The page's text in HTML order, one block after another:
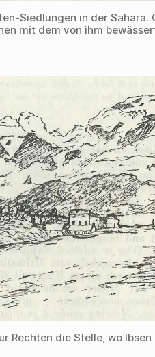
Siedlungen in der Sahara.
mit dem von ihm
Rechten die Stelle, wo Ibsen